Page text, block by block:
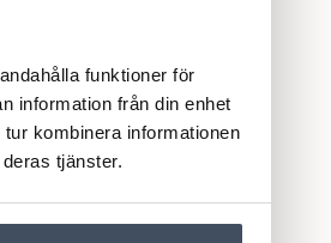
funktioner för
information från din enhet
kombinera informationen
tjänster.